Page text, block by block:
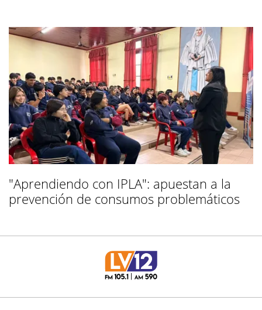
"Aprendiendo con IPLA": apuestan a la
prevención de consumos problemáticos